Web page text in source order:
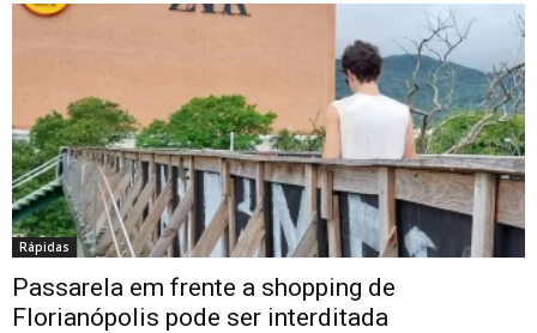
Rápidas
Passarela em frente a shopping de
Florianópolis pode ser interditada